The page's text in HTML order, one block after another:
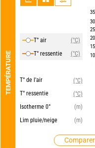
TEMPÉRATURE
T° air
(°C)
T° ressentie
(°C)
T° de l'air
(°C)
T° ressentie
(°C)
Isotherme 0°
(m)
Lim pluie/neige
(m)
35
30
25
20
15
10